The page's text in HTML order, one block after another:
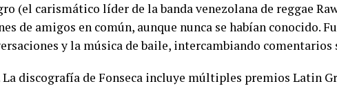
(el carismático líder de la banda venezolana de reggae
de amigos en común, aunque nunca se habían conocido.
y la música de baile, intercambiando comentarios
discografía de Fonseca incluye múltiples premios Latin